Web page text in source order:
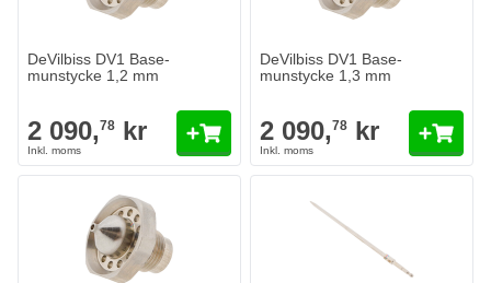
DeVilbiss DV1 Base-
munstycke 1,2 mm
2 090,78 kr
DeVilbiss DV1 Base-
munstycke 1,3 mm
2 090,78 kr